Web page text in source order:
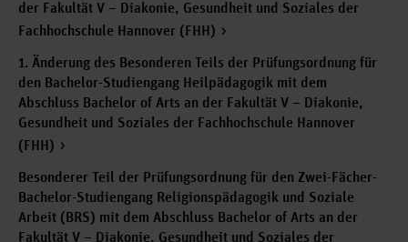
der Fakultät V – Diakonie, Gesundheit und Soziales der
Fachhochschule Hannover (FHH)
1. Änderung des Besonderen Teils der Prüfungsordnung für
den Bachelor-Studiengang Heilpädagogik mit dem
Abschluss Bachelor of Arts an der Fakultät V – Diakonie,
Gesundheit und Soziales der Fachhochschule Hannover
(FHH)
Besonderer Teil der Prüfungsordnung für den Zwei-Fächer-
Bachelor-Studiengang Religionspädagogik und Soziale
Arbeit (BRS) mit dem Abschluss Bachelor of Arts an der
Fakultät V – Diakonie, Gesundheit und Soziales der